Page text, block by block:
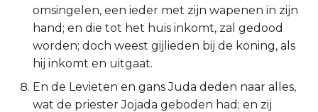
Hebreeën
Jakobus
1 Petrus
omsingelen, een ieder met zijn wapenen in zijn
hand; en die tot het huis inkomt, zal gedood
worden; doch weest gijlieden bij de koning, als
hij inkomt en uitgaat.
En de Levieten en gans Juda deden naar alles,
wat de priester Jojada geboden had; en zij